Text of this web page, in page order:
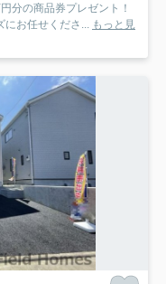
分の商品券プレゼント！
お任せくださ...
もっと見